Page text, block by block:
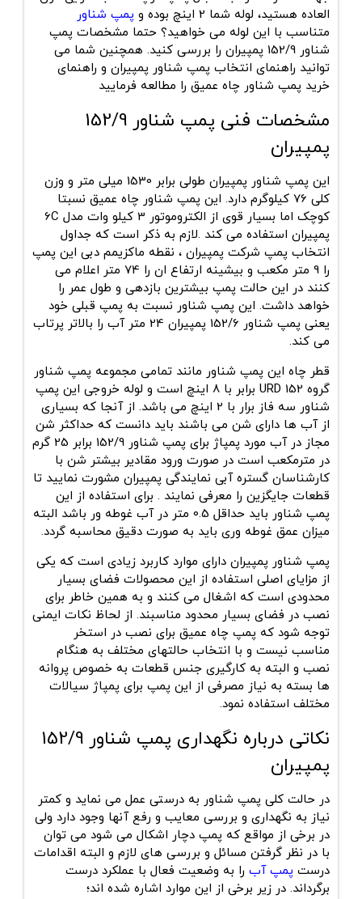
العاده هستید، لوله شما 2 اینچ بوده و
پمپ شناور
متناسب با این لوله می خواهید؟ حتما مشخصات پمپ
شناور 152/9 پمپیران را بررسی کنید. همچنین شما می
توانید راهنمای انتخاب پمپ شناور پمپیران و راهنمای
خرید پمپ شناور چاه عمیق را مطالعه فرمایید
مشخصات فنی پمپ شناور 152/9
پمپیران
این پمپ شناور پمپیران طولی برابر 1530 میلی متر و وزن
کلی 76 کیلوگرم دارد. این پمپ شناور چاه عمیق نسبتا
کوچک اما بسیار قوی از الکتروموتور 3 کیلو وات مدل 6C
پمپیران استفاده می کند .لازم به ذکر است که جداول
انتخاب پمپ شرکت پمپیران ، نقطه ماکزیمم دبی این پمپ
را 9 متر مکعب و بیشینه ارتفاع ان را 74 متر اعلام می
کنند در این حالت پمپ بیشترین بازدهی و طول عمر را
خواهد داشت. این پمپ شناور نسبت به پمپ قبلی خود
یعنی پمپ شناور 152/6 پمپیران 24 متر آب را بالاتر پرتاب
می کند.
قطر چاه این پمپ شناور مانند تمامی مجموعه پمپ شناور
گروه 152 URD برابر با 8 اینچ است و لوله خروجی این پمپ
شناور سه فاز برار با 2 اینچ می باشد. از آنجا که بسیاری
از آب ها دارای شن می باشند باید دانست که حداکثر شن
مجاز در آب مورد پمپاژ برای پمپ شناور 152/9 برابر 25 گرم
در مترمکعب است در صورت ورود مقادیر بیشتر شن با
کارشناسان گستره آبی نمایندگی پمپیران مشورت نمایید تا
قطعات جایگزین را معرفی نمایند . برای استفاده از این
پمپ شناور باید حداقل 0.5 متر در آب غوطه ور باشد البته
میزان عمق غوطه وری باید به صورت دقیق محاسبه گردد.
پمپ شناور پمپیران دارای موارد کاربرد زیادی است که یکی
از مزایای اصلی استفاده از این محصولات فضای بسیار
محدودی است که اشغال می کنند و به همین خاطر برای
نصب در فضای بسیار محدود مناسبند. از لحاظ نکات ایمنی
توجه شود که پمپ چاه عمیق برای نصب در استخر
مناسب نیست و با انتخاب حالتهای مختلف به هنگام
نصب و البته به کارگیری جنس قطعات به خصوص پروانه
ها بسته به نیاز مصرفی از این پمپ برای پمپاژ سیالات
مختلف استفاده نمود.
نکاتی درباره نگهداری پمپ شناور 152/9
پمپیران
در حالت کلی پمپ شناور به درستی عمل می نماید و کمتر
نیاز به نگهداری و بررسی معایب و رفع آنها وجود دارد ولی
در برخی از مواقع که پمپ دچار اشکال می شود می توان
با در نظر گرفتن مسائل و بررسی های لازم و البته اقدامات
درست پمپ آب را به وضعیت فعال با عملکرد درست
برگرداند. در زیر برخی از این موارد اشاره شده اند؛